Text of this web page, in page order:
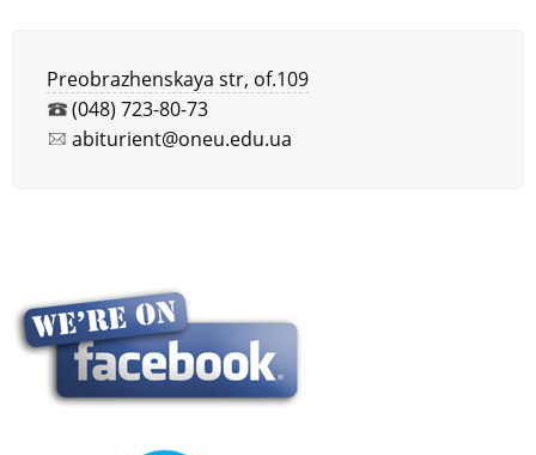
Preobrazhenskaya str, of.109
(048) 723-80-73
abiturient@oneu.edu.ua